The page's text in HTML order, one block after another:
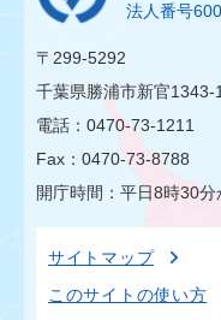
法人番号
〒299-5292
千葉県勝浦市新官1343-1
電話：0470-73-1211
Fax：0470-73-8788
開庁時間：平日8時30
サイトマップ
このサイトの使い方